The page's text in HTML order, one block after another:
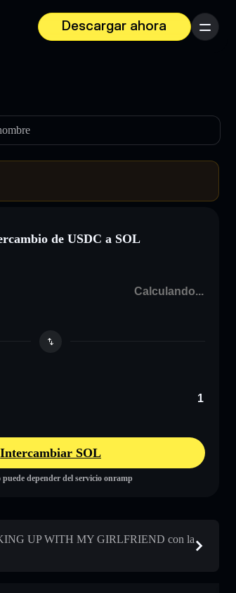
Descargar ahora
Menú
de USDC a SOL
Intercambiar SOL
puede depender del servicio onramp
UP WITH MY GIRLFRIEND con la